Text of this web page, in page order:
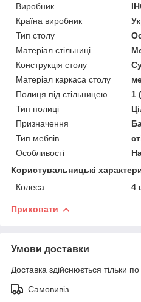
Виробник
Країна виробник
Тип столу
Матеріал стільниці
Конструкція столу
Матеріал каркаса столу
Полиця під стільницею
1
Тип полиці
Призначення
Тип меблів
Особливості
Користувальницькі
Колеса
4
Приховати
Умови доставки
Доставка здійснюється тільки
Самовивіз